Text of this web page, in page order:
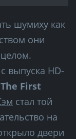
шумиху как
они
выпуска HD-
First
стал той
на
двери